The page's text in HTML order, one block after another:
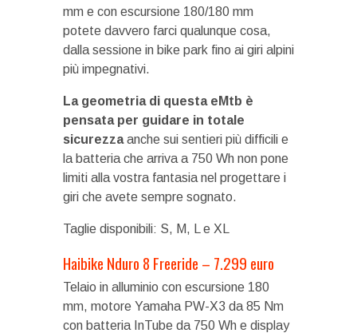
mm e con escursione 180/180 mm
potete davvero farci qualunque cosa,
dalla sessione in bike park fino ai giri alpini
più impegnativi.
La geometria di questa eMtb è
pensata per guidare in totale
sicurezzaanche sui sentieri più difficili e
la batteria che arriva a 750 Wh non pone
limiti alla vostra fantasia nel progettare i
giri che avete sempre sognato.
Taglie disponibili: S, M, L e XL
Haibike Nduro 8 Freeride – 7.299 euro
Telaio in alluminio con escursione 180
mm, motore Yamaha PW-X3 da 85 Nm
con batteria InTube da 750 Wh e display